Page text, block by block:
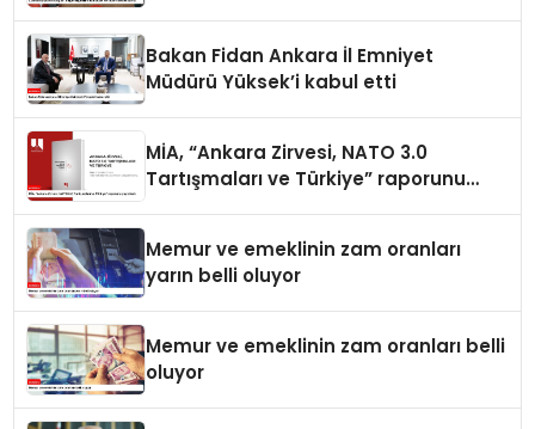
Bakan Fidan Ankara İl Emniyet
Müdürü Yüksek’i kabul etti
MİA, “Ankara Zirvesi, NATO 3.0
Tartışmaları ve Türkiye” raporunu
Memur ve emeklinin zam oranları
yarın belli oluyor
Memur ve emeklinin zam oranları belli
oluyor